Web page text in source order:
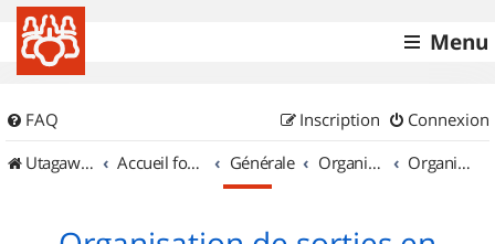
Menu
FAQ Connexion
Inscription
UtagawaVTT (Randos VTT et VTTAE avec traces GPS)
Accueil forum Générale Organisation de sorties & Recherche de partenaires Organisation de sorties en région Champagne Ardenne